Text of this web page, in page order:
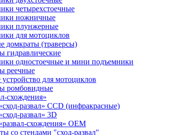
четырехстоечные
ножничные
плунжерные
для мотоциклов
домкраты (траверсы)
гидравлические
одностоечные и мини подъемники
реечные
для мотоциклов
ромбовидные
схождения»
развал» CCD (инфракрасные)
развал» 3D
схождения» ОЕМ
со стендами "сход-развал"